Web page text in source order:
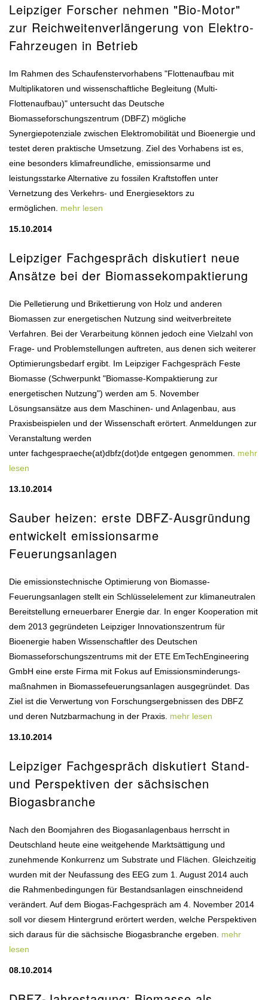
Leipziger Forscher nehmen "Bio-Motor"
zur Reichweitenverlängerung von Elektro-
Fahrzeugen in Betrieb
Im Rahmen des Schaufenstervorhabens "Flottenaufbau mit
Multiplikatoren und wissenschaftliche Begleitung (Multi-
Flottenaufbau)" untersucht das Deutsche
Biomasseforschungszentrum (DBFZ) mögliche
Synergiepotenziale zwischen Elektromobilität und Bioenergie und
testet deren praktische Umsetzung. Ziel des Vorhabens ist es,
eine besonders klimafreundliche, emissionsarme und
leistungsstarke Alternative zu fossilen Kraftstoffen unter
Vernetzung des Verkehrs- und Energiesektors zu
ermöglichen. mehr lesen
15.10.2014
Leipziger Fachgespräch diskutiert neue
Ansätze bei der Biomassekompaktierung
Die Pelletierung und Brikettierung von Holz und anderen
Biomassen zur energetischen Nutzung sind weitverbreitete
Verfahren. Bei der Verarbeitung können jedoch eine Vielzahl von
Frage- und Problemstellungen auftreten, aus denen sich weiterer
Optimierungsbedarf ergibt. Im Leipziger Fachgespräch Feste
Biomasse (Schwerpunkt "Biomasse-Kompaktierung zur
energetischen Nutzung") werden am 5. November
Lösungsansätze aus dem Maschinen- und Anlagenbau, aus
Praxisbeispielen und der Wissenschaft erörtert. Anmeldungen zur
Veranstaltung werden
unter fachgespraeche(at)dbfz(dot)de entgegen genommen. mehr
lesen
13.10.2014
Sauber heizen: erste DBFZ-Ausgründung
entwickelt emissionsarme
Feuerungsanlagen
Die emissionstechnische Optimierung von Biomasse-
Feuerungsanlagen stellt ein Schlüsselelement zur klimaneutralen
Bereitstellung erneuerbarer Energie dar. In enger Kooperation mit
dem 2013 gegründeten Leipziger Innovationszentrum für
Bioenergie haben Wissenschaftler des Deutschen
Biomasseforschungszentrums mit der ETE EmTechEngineering
GmbH eine erste Firma mit Fokus auf Emissionsminderungs-
maßnahmen in Biomassefeuerungsanlagen ausgegründet. Das
Ziel ist die Verwertung von Forschungsergebnissen des DBFZ
und deren Nutzbarmachung in der Praxis. mehr lesen
13.10.2014
Leipziger Fachgespräch diskutiert Stand-
und Perspektiven der sächsischen
Biogasbranche
Nach den Boomjahren des Biogasanlagenbaus herrscht in
Deutschland heute eine weitgehende Marktsättigung und
zunehmende Konkurrenz um Substrate und Flächen. Gleichzeitig
wurden mit der Neufassung des EEG zum 1. August 2014 auch
die Rahmenbedingungen für Bestandsanlagen einschneidend
verändert. Auf dem Biogas-Fachgespräch am 4. November 2014
soll vor diesem Hintergrund erörtert werden, welche Perspektiven
sich daraus für die sächsische Biogasbranche ergeben. mehr
lesen
08.10.2014